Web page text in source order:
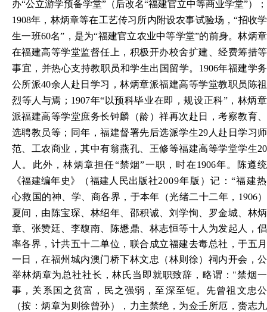
办“公立游学预备学堂”（后改名“福建官立中等商业学堂”）；
1908年，林炳章等在工艺传习所内附设农事试验场，“招收学
生一班60名”，是为“福建官立农业中等学堂”的前身。林炳章
在福建高等学堂监督任上，积极开办校舍扩建、经费筹措等
事宜，并热心支持教职员和学生出国留学。1906年福建学务
公所派40余人赴日学习，林炳章派福建高等学堂教职员陈祖
烈等人与焉；1907年“以预科毕业在即，规设正科”，林炳章
派福建高等学堂庶务长钟麟（龄）祥再次赴日，考察教育、
选聘教员等；同年，福建督署先后选派学生29人赴日学习师
范、工农商业，其中有翁燕孔、王修等福建高等学堂学生20
人。此外，林炳章担任“禁烟”一职，时在1906年。陈遵统
《福建编年史》（福建人民出版社2009年版）记：“福建热
心救国的神、学、商各界，于本年（光绪二十二年，1906）
夏间，由陈宝琛、林绍年、邵积诚、刘学恂、罗金城、林炳
章、张赞廷、李馥南、陈懋鼎、林志恒等十人为发起人，倡
率各界，计共五十二单位，联合成立福建去毒总社，于五月
一日，在福州城内澳门桥下林文忠（林则徐）祠内开会，公
举林炳章为总社社长，林氏当即就职致辞，略谓："禁烟一
事，关系国之贫富，民之强弱，至深至钜。先曾祖文忠公
（按：炳章为则徐曾孙），力主禁绝，为佥壬所厄，赍志九